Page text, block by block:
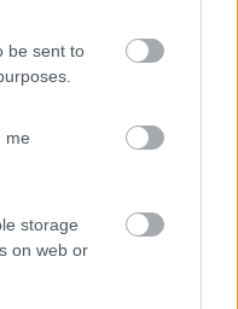
be sent to
me
storage
on web or
Possibilità
Punto vendita